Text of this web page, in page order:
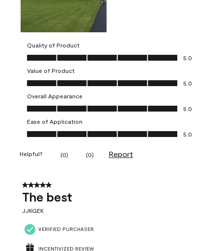
Quality of Product
Quality of Product, 5.0 out of 5
5.0
Value of Product
Value of Product, 5.0 out of 5
5.0
Overall Appearance
Overall Appearance, 5.0 out of 5
5.0
Ease of Application
Ease of Application, 5.0 out of 5
5.0
Helpful? (0) (0) Report
5 out of 5 stars.
The best
JJKGEK
VERIFIED PURCHASER
INCENTIVIZED REVIEW